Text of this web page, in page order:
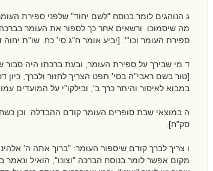
ג הנוהגים לומר בנוסח "לשם יחוד" שלפני ספירת
מה שיסמוכו. ורשאים אחר כך לספור את העומר
ספירת העומר וכו'". [יביע אומר ח"ג סי' כח. שו"ת
ד מי שבירך על ספירת העומר, ובעת ברכתו היה סבור
[טור בשם ראבי"ה בסי' תפט הצריך לחזור ולברך, כיון
במבוא לאיסור והיתר כרך ב', ובילקו"י על המועדים
ה במוצאי שבת סופרים העומר קודם ההבדלה. וכן
סק"ח].
ו צריך לברך קודם שיספור העומר: "ברוך אתה ה'
מקום אפשר לומר בנוסח הברכה "וצונו", הואיל ונאמר